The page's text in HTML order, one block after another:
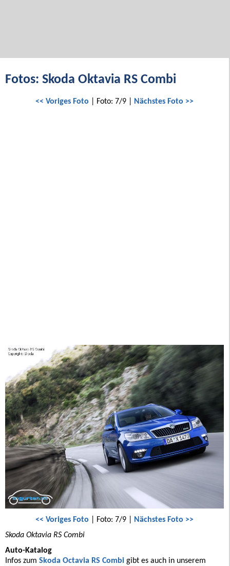
Fotos: Skoda Oktavia RS Combi
<< Voriges Foto | Foto: 7/9 | Nächstes Foto >>
<< Voriges Foto | Foto: 7/9 | Nächstes Foto >>
Skoda Oktavia RS Combi
Auto-Katalog
Infos zum Skoda Octavia RS Combi gibt es auch in unserem